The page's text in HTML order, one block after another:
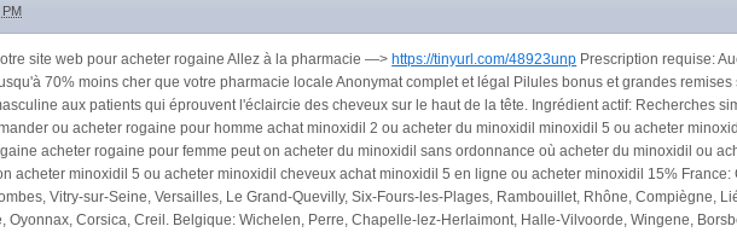
site web pour acheter rogaine Allez à la pharmacie —> https://tinyurl.com/48923unp Prescription requise:
70% moins cher que votre pharmacie locale Anonymat complet et légal Pilules bonus et grandes
aux patients qui éprouvent l'éclaircie des cheveux sur le haut de la tête. Ingrédient actif: Recherches
ou acheter rogaine pour homme achat minoxidil 2 ou acheter du minoxidil minoxidil 5 ou acheter
acheter rogaine pour femme peut on acheter du minoxidil sans ordonnance où acheter du minoxidil ou
acheter minoxidil 5 ou acheter minoxidil cheveux achat minoxidil 5 en ligne ou acheter minoxidil 15%
Vitry-sur-Seine, Versailles, Le Grand-Quevilly, Six-Fours-les-Plages, Rambouillet, Rhône, Compiègne,
Oyonnax, Corsica, Creil. Belgique: Wichelen, Perre, Chapelle-lez-Herlaimont, Halle-Vilvoorde, Wingene,